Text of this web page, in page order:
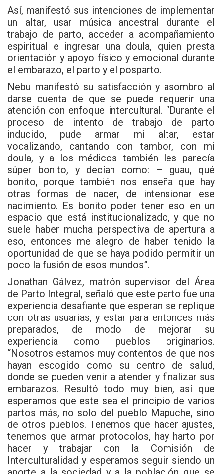
Así, manifestó sus intenciones de implementar
un altar, usar música ancestral durante el
trabajo de parto, acceder a acompañamiento
espiritual e ingresar una doula, quien presta
orientación y apoyo físico y emocional durante
el embarazo, el parto y el posparto.
Nebu manifestó su satisfacción y asombro al
darse cuenta de que se puede requerir una
atención con enfoque intercultural. “Durante el
proceso de intento de trabajo de parto
inducido, pude armar mi altar, estar
vocalizando, cantando con tambor, con mi
doula, y a los médicos también les parecía
súper bonito, y decían como: – guau, qué
bonito, porque también nos enseña que hay
otras formas de nacer, de intensionar ese
nacimiento. Es bonito poder tener eso en un
espacio que está institucionalizado, y que no
suele haber mucha perspectiva de apertura a
eso, entonces me alegro de haber tenido la
oportunidad de que se haya podido permitir un
poco la fusión de esos mundos”.
Jonathan Gálvez, matrón supervisor del Área
de Parto Integral, señaló que este parto fue una
experiencia desafiante que esperan se replique
con otras usuarias, y estar para entonces más
preparados, de modo de mejorar su
experiencia como pueblos originarios.
“Nosotros estamos muy contentos de que nos
hayan escogido como su centro de salud,
donde se pueden venir a atender y finalizar sus
embarazos. Resultó todo muy bien, así que
esperamos que este sea el principio de varios
partos más, no solo del pueblo Mapuche, sino
de otros pueblos. Tenemos que hacer ajustes,
tenemos que armar protocolos, hay harto por
hacer y trabajar con la Comisión de
Interculturalidad y esperamos seguir siendo un